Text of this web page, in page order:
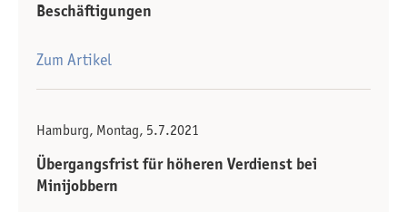
Beschäftigungen
Zum Artikel
Hamburg, Montag, 5.7.2021
Übergangsfrist für höheren Verdienst bei
Minijobbern